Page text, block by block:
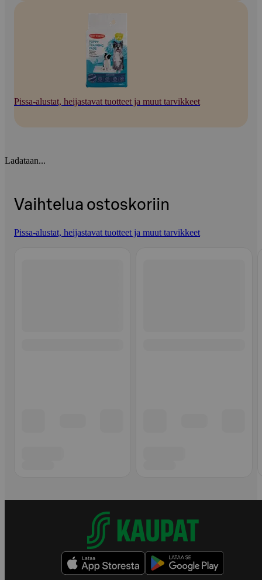
Pissa-alustat, heijastavat tuotteet ja muut tarvikkeet
Ladataan...
Vaihtelua ostoskoriin
Pissa-alustat, heijastavat tuotteet ja muut tarvikkeet